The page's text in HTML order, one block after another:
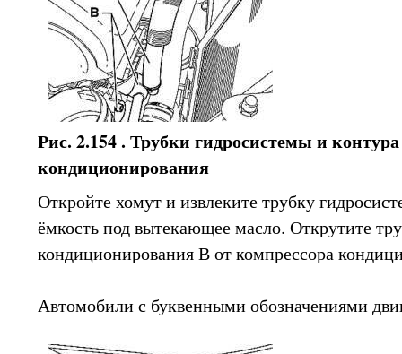
Рис. 2.154 . Трубки гидросистемы и
кондиционирования
Откройте хомут и извлеките трубку
ёмкость под вытекающее масло. Открутите
кондиционирования В от компрессора
Автомобили с буквенными обозначениями